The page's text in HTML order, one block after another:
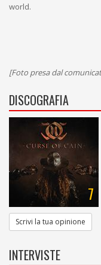
world.
[Foto presa dal
DISCOGRAFIA
7
Scrivi la tua opinione
INTERVISTE